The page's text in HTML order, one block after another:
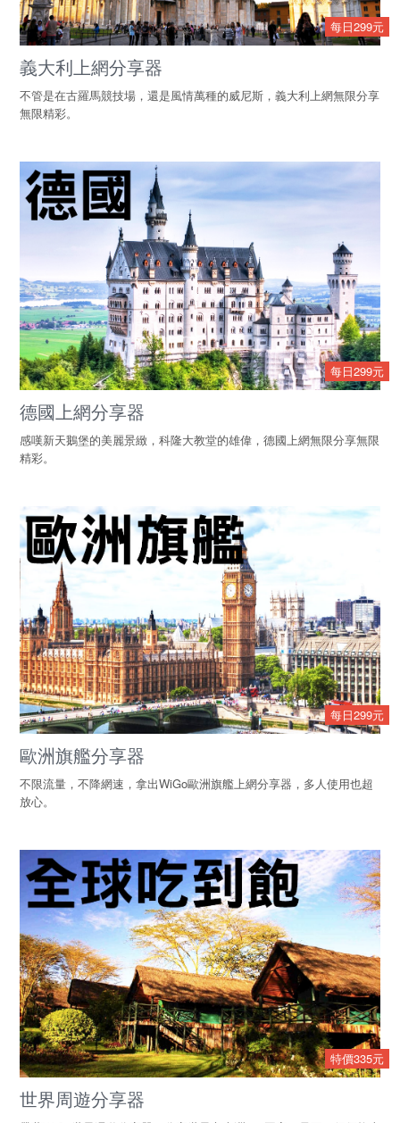
每日299元
義大利上網分享器
不管是在古羅馬競技場，還是風情萬種的威尼斯，義大利上網無限分享
無限精彩。
每日299元
德國上網分享器
感嘆新天鵝堡的美麗景緻，科隆大教堂的雄偉，德國上網無限分享無限
精彩。
每日299元
歐洲旗艦分享器
不限流量，不降網速，拿出WiGo歐洲旗艦上網分享器，多人使用也超
放心。
特價335元
世界周遊分享器